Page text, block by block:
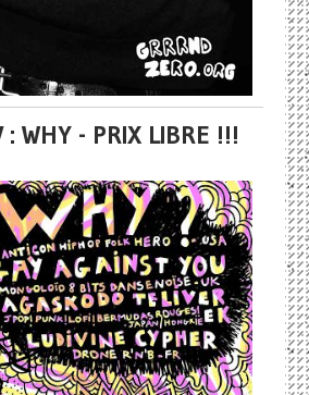
: WHY - PRIX LIBRE !!!